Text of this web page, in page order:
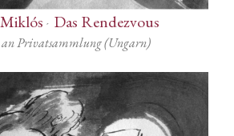
- Das Rendezvous
Privatsammlung (Ungarn)